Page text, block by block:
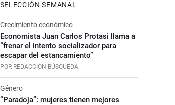
SELECCIÓN SEMANAL
Crecimiento económico
Economista Juan Carlos Protasi llama a
“frenar el intento socializador para
escapar del estancamiento”
POR REDACCIÓN BÚSQUEDA
Género
“Paradoja”: mujeres tienen mejores